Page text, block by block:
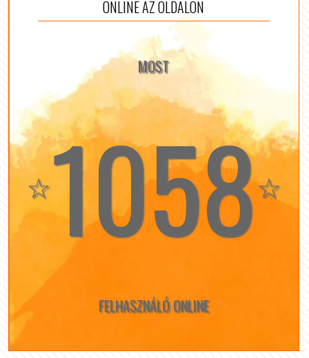
ONLINE AZ OLDALON
MOST
☆1058☆
FELHASZNÁLÓ ONLINE